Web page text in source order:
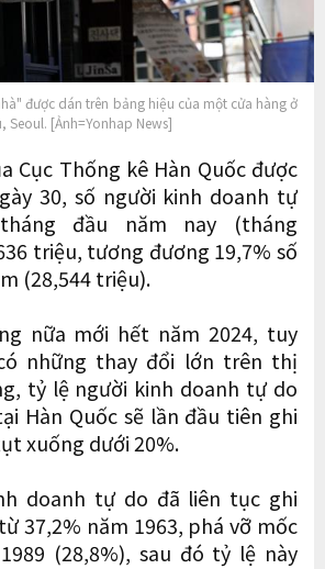
được dán trên bảng hiệu của một cửa hàng ở
Seoul. [Ảnh=Yonhap News]
Cục Thống kê Hàn Quốc được
30, số người kinh doanh tự
đầu năm nay (tháng
triệu, tương đương 19,7% số
(28,544 triệu).
nữa mới hết năm 2024, tuy
những thay đổi lớn trên thị
tỷ lệ người kinh doanh tự do
Hàn Quốc sẽ lần đầu tiên ghi
xuống dưới 20%.
doanh tự do đã liên tục ghi
37,2% năm 1963, phá vỡ mốc
(28,8%), sau đó tỷ lệ này